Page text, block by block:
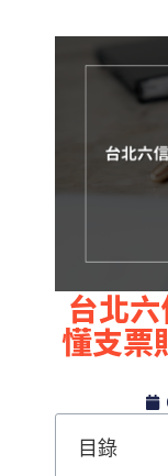
台北
懂支票
目錄